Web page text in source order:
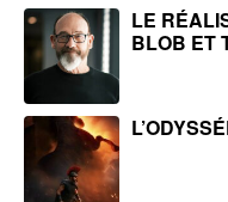
LE
BLOB ET